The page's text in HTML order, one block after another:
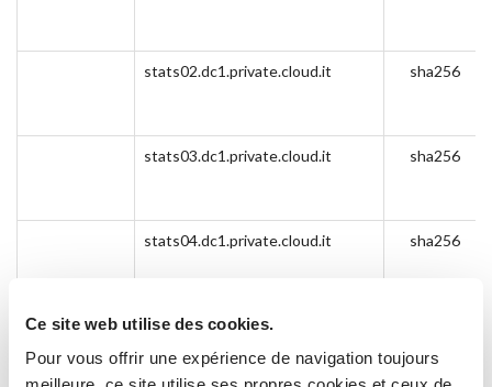
Ce site web utilise des cookies.
Pour vous offrir une expérience de navigation toujours
stats02.dc1.private.cloud.it sha256
stats03.dc1.private.cloud.it sha256
stats04.dc1.private.cloud.it sha256
stats05.dc1.private.cloud.it